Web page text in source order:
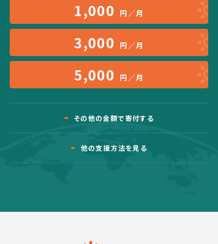
1,000 円／月
3,000 円／月
5,000 円／月
その他の金額で寄付する
他の支援方法を見る